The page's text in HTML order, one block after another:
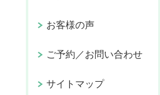
お客様の声
ご予約／お問い合わせ
サイトマップ